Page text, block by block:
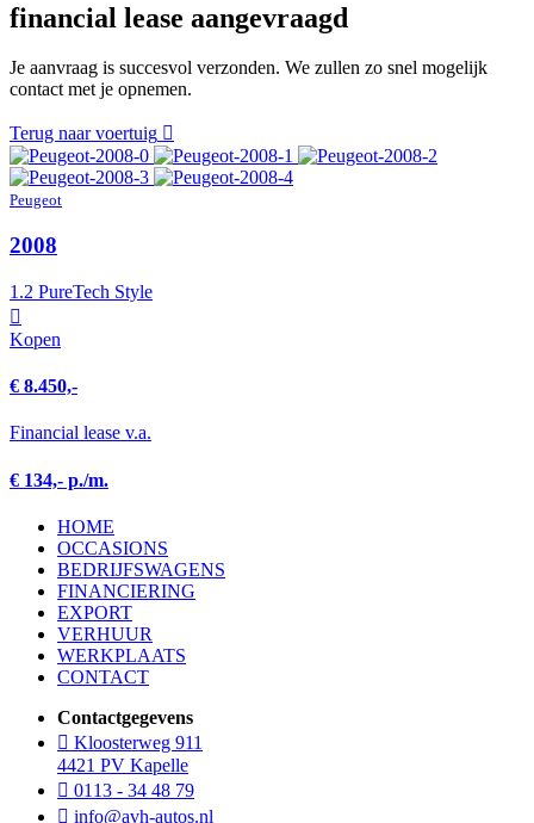
financial lease aangevraagd
Je aanvraag is succesvol verzonden. We zullen zo snel mogelijk
contact met je opnemen.
Terug naar voertuig
Peugeot
2008
1.2 PureTech Style
Kopen
€ 8.450,-
Financial lease v.a.
€ 134,- p./m.
HOME
OCCASIONS
BEDRIJFSWAGENS
FINANCIERING
EXPORT
VERHUUR
WERKPLAATS
CONTACT
Contactgegevens
Kloosterweg 911
4421 PV Kapelle
0113 - 34 48 79
info@avh-autos.nl